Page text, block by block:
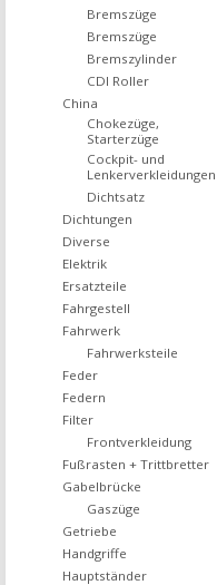
Bremszüge
Bremszüge
Bremszylinder
CDI Roller
China
Chokezüge,
Starterzüge
Cockpit- und
Lenkerverkleidungen
Dichtsatz
Dichtungen
Diverse
Elektrik
Ersatzteile
Fahrgestell
Fahrwerk
Fahrwerksteile
Feder
Federn
Filter
Frontverkleidung
Fußrasten + Trittbretter
Gabelbrücke
Gaszüge
Getriebe
Handgriffe
Hauptständer